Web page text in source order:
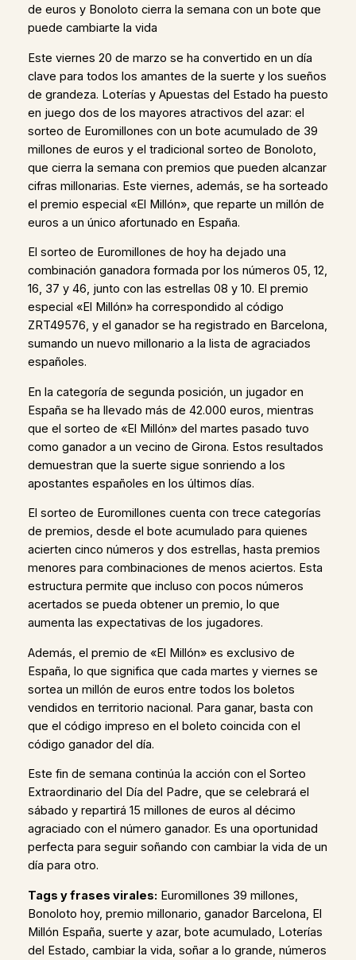
de euros y Bonoloto cierra la semana con un bote que
puede cambiarte la vida
Este viernes 20 de marzo se ha convertido en un día
clave para todos los amantes de la suerte y los sueños
de grandeza. Loterías y Apuestas del Estado ha puesto
en juego dos de los mayores atractivos del azar: el
sorteo de Euromillones con un bote acumulado de 39
millones de euros y el tradicional sorteo de Bonoloto,
que cierra la semana con premios que pueden alcanzar
cifras millonarias. Este viernes, además, se ha sorteado
el premio especial «El Millón», que reparte un millón de
euros a un único afortunado en España.
El sorteo de Euromillones de hoy ha dejado una
combinación ganadora formada por los números 05, 12,
16, 37 y 46, junto con las estrellas 08 y 10. El premio
especial «El Millón» ha correspondido al código
ZRT49576, y el ganador se ha registrado en Barcelona,
sumando un nuevo millonario a la lista de agraciados
españoles.
En la categoría de segunda posición, un jugador en
España se ha llevado más de 42.000 euros, mientras
que el sorteo de «El Millón» del martes pasado tuvo
como ganador a un vecino de Girona. Estos resultados
demuestran que la suerte sigue sonriendo a los
apostantes españoles en los últimos días.
El sorteo de Euromillones cuenta con trece categorías
de premios, desde el bote acumulado para quienes
acierten cinco números y dos estrellas, hasta premios
menores para combinaciones de menos aciertos. Esta
estructura permite que incluso con pocos números
acertados se pueda obtener un premio, lo que
aumenta las expectativas de los jugadores.
Además, el premio de «El Millón» es exclusivo de
España, lo que significa que cada martes y viernes se
sortea un millón de euros entre todos los boletos
vendidos en territorio nacional. Para ganar, basta con
que el código impreso en el boleto coincida con el
código ganador del día.
Este fin de semana continúa la acción con el Sorteo
Extraordinario del Día del Padre, que se celebrará el
sábado y repartirá 15 millones de euros al décimo
agraciado con el número ganador. Es una oportunidad
perfecta para seguir soñando con cambiar la vida de un
día para otro.
Tags y frases virales: Euromillones 39 millones,
Bonoloto hoy, premio millonario, ganador Barcelona, El
Millón España, suerte y azar, bote acumulado, Loterías
del Estado, cambiar la vida, soñar a lo grande, números